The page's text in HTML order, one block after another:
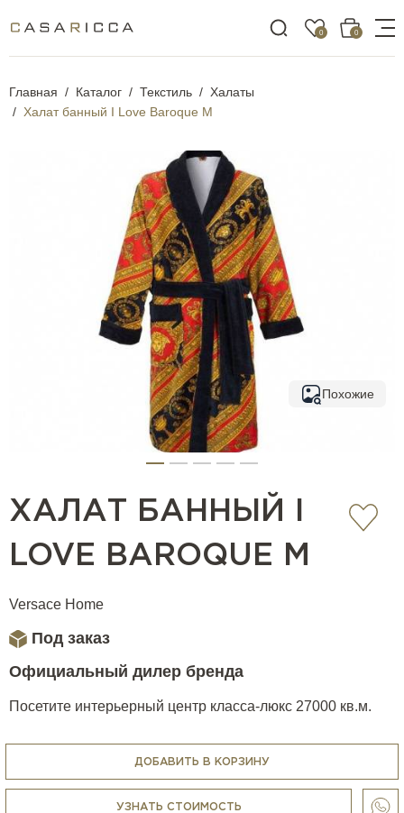
0 0
Главная Каталог Текстиль
Халаты
Халат банный I Love Baroque M
Похожие
ХАЛАТ БАННЫЙ I
LOVE BAROQUE M
Versace Home
Под заказ
Официальный дилер бренда
Посетите интерьерный центр класса-люкс 27000 кв.м.
ДОБАВИТЬ В КОРЗИНУ
УЗНАТЬ СТОИМОСТЬ